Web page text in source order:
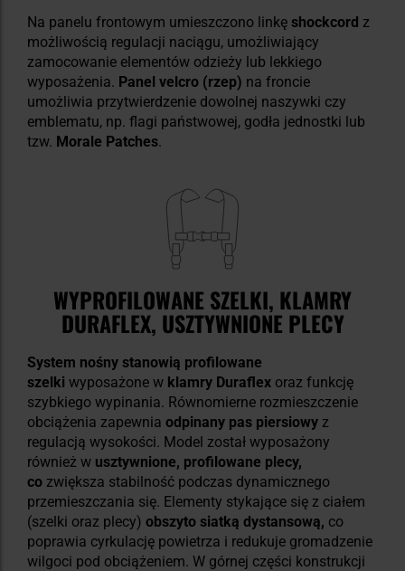
Na panelu frontowym umieszczono linkę shockcord z
możliwością regulacji naciągu, umożliwiający
zamocowanie elementów odzieży lub lekkiego
wyposażenia. Panel velcro (rzep) na froncie
umożliwia przytwierdzenie dowolnej naszywki czy
emblematu, np. flagi państwowej, godła jednostki lub
tzw. Morale Patches.
WYPROFILOWANE SZELKI, KLAMRY
DURAFLEX, USZTYWNIONE PLECY
System nośny stanowią profilowane
szelki wyposażone w klamry Duraflex oraz funkcję
szybkiego wypinania. Równomierne rozmieszczenie
obciążenia zapewnia odpinany pas piersiowy z
regulacją wysokości. Model został wyposażony
również w usztywnione, profilowane plecy,
co zwiększa stabilność podczas dynamicznego
przemieszczania się. Elementy stykające się z ciałem
(szelki oraz plecy) obszyto siatką dystansową, co
poprawia cyrkulację powietrza i redukuje gromadzenie
wilgoci pod obciążeniem. W górnej części konstrukcji